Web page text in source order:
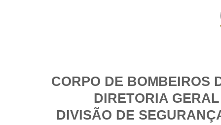
CORPO DE BOMBEIROS
DIRETORIA
DIVISÃO DE